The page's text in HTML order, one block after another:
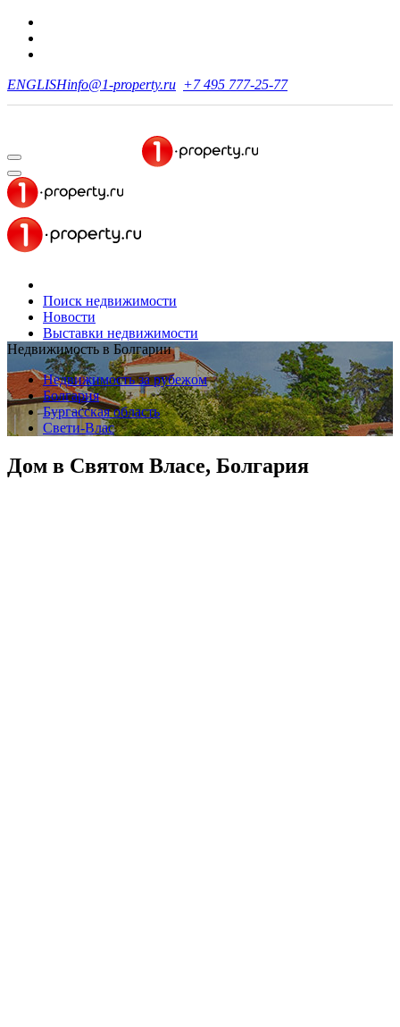
ENGLISHinfo@1-property.ru +7 495 777-25-77
Поиск недвижимости
Новости
Выставки недвижимости
Недвижимость в Болгарии
Недвижимость за рубежом
Болгария
Бургасская область
Свети-Влас
Дом в Святом Власе, Болгария